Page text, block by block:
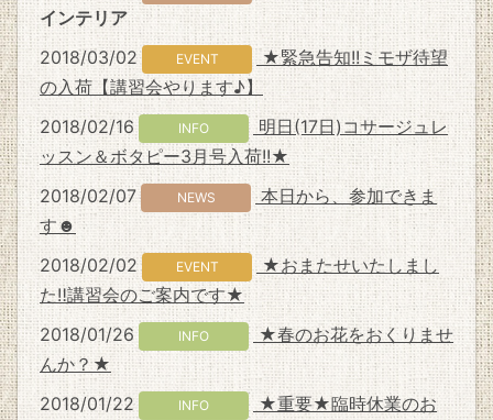
インテリア
2018/03/02
EVENT
★緊急告知!!ミモザ待望
の入荷【講習会やります♪】
2018/02/16
INFO
明日(17日)コサージュレ
ッスン＆ボタピー3月号入荷!!★
2018/02/07
NEWS
本日から、参加できま
す☻
2018/02/02
EVENT
★おまたせいたしまし
た‼講習会のご案内です★
2018/01/26
INFO
★春のお花をおくりませ
んか？★
2018/01/22
INFO
★重要★臨時休業のお